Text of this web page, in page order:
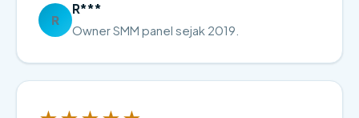
R
R***
Owner SMM panel sejak 2019.